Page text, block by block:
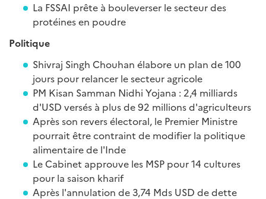
La FSSAI prête à bouleverser le secteur des
protéines en poudre
Politique
Shivraj Singh Chouhan élabore un plan de 100
jours pour relancer le secteur agricole
PM Kisan Samman Nidhi Yojana : 2,4 milliards
d'USD versés à plus de 92 millions d'agriculteurs
Après son revers électoral, le Premier Ministre
pourrait être contraint de modifier la politique
alimentaire de l'Inde
Le Cabinet approuve les MSP pour 14 cultures
pour la saison kharif
Après l'annulation de 3,74 Mds USD de dette